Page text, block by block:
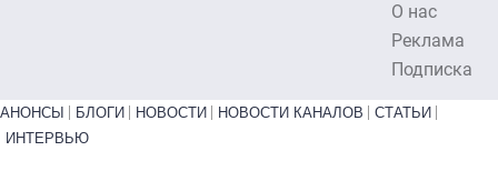
О нас
Реклама
Подписка
Primary links bottom
АНОНСЫ БЛОГИ НОВОСТИ НОВОСТИ КАНАЛОВ
СТАТЬИ
ИНТЕРВЬЮ